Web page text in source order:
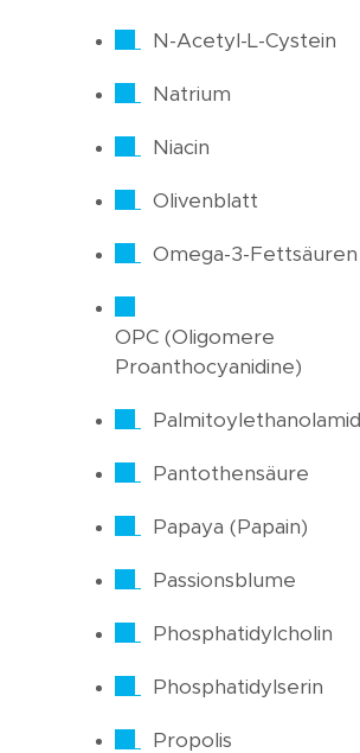
N-Acetyl-L-Cystein
Natrium
Niacin
Olivenblatt
Omega-3-Fettsäuren
OPC (Oligomere
Proanthocyanidine)
Palmitoylethanolamid
Pantothensäure
Papaya (Papain)
Passionsblume
Phosphatidylcholin
Phosphatidylserin
Propolis